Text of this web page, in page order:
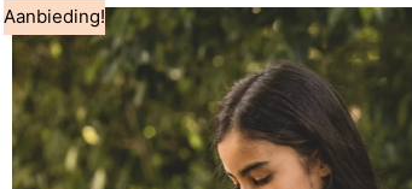
Aanbieding!